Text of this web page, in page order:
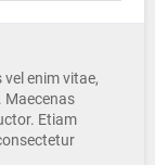
enim vitae,
Maecenas
Etiam